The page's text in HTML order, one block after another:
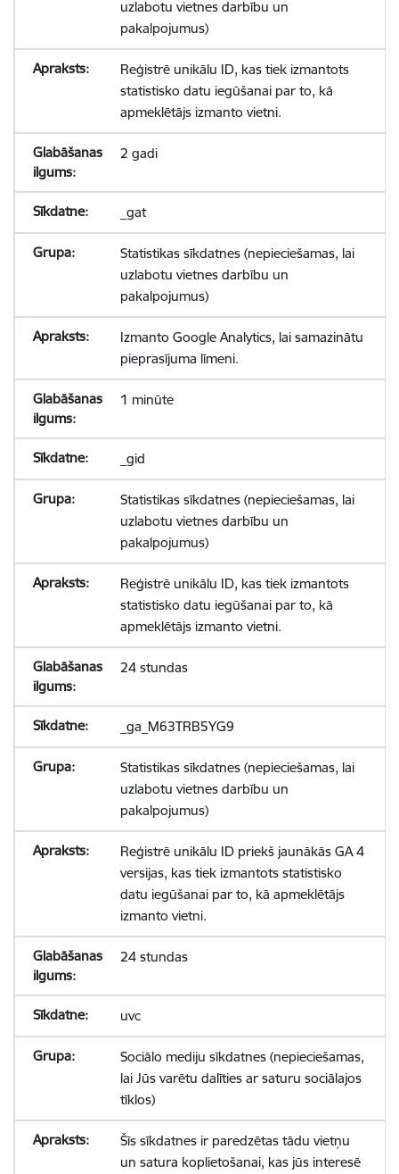
uzlabotu vietnes darbību un
pakalpojumus)
Reģistrē unikālu ID, kas tiek izmantots
statistisko datu iegūšanai par to, kā
apmeklētājs izmanto vietni.
2 gadi
_gat
Statistikas sīkdatnes (nepieciešamas, lai
uzlabotu vietnes darbību un
pakalpojumus)
Izmanto Google Analytics, lai samazinātu
pieprasījuma līmeni.
1 minūte
_gid
Statistikas sīkdatnes (nepieciešamas, lai
uzlabotu vietnes darbību un
pakalpojumus)
Reģistrē unikālu ID, kas tiek izmantots
statistisko datu iegūšanai par to, kā
apmeklētājs izmanto vietni.
24 stundas
_ga_M63TRB5YG9
Statistikas sīkdatnes (nepieciešamas, lai
uzlabotu vietnes darbību un
pakalpojumus)
Reģistrē unikālu ID priekš jaunākās GA 4
versijas, kas tiek izmantots statistisko
datu iegūšanai par to, kā apmeklētājs
izmanto vietni.
24 stundas
uvc
Sociālo mediju sīkdatnes (nepieciešamas,
lai Jūs varētu dalīties ar saturu sociālajos
tīklos)
Šīs sīkdatnes ir paredzētas tādu vietņu
un satura koplietošanai, kas jūs interesē